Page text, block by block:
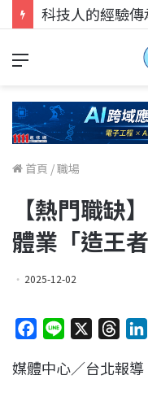
首頁 /職場
【熱門職缺
體業「造王
2025-12-02
c
n
r
媒體中心／台北報導